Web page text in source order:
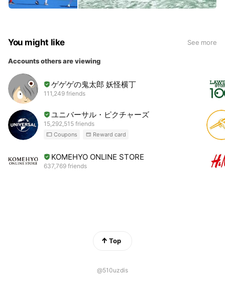
You might like See more
Accounts others are viewing
ゲゲゲの鬼太郎 妖怪横丁
111,249 friends
ユニバーサル・ピクチャーズ
15,292,515 friends
Coupons Reward card
KOMEHYO ONLINE STORE
637,769 friends
Top
@510uzdis